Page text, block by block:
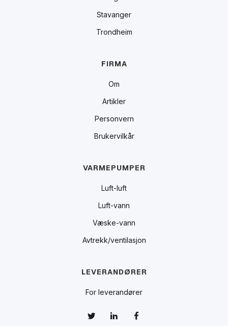
Stavanger
Trondheim
FIRMA
Om
Artikler
Personvern
Brukervilkår
VARMEPUMPER
Luft-luft
Luft-vann
Væske-vann
Avtrekk/ventilasjon
LEVERANDØRER
For leverandører